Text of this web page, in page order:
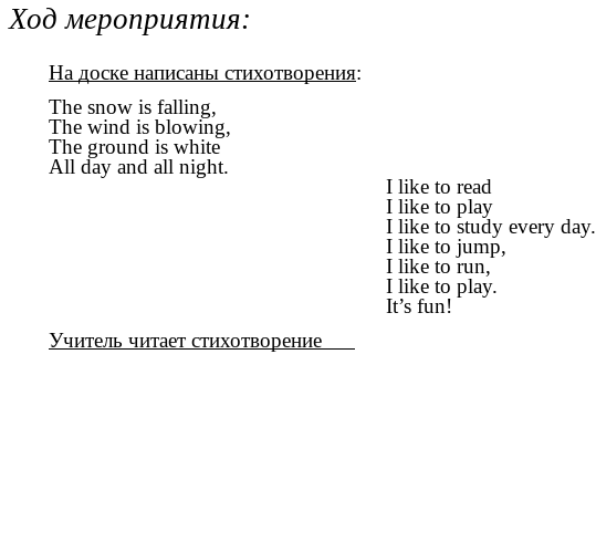
Ход мероприятия:
На доске написаны стихотворения:
The snow is falling,
The wind is blowing,
The ground is white
All day and all night.
I like to read
I like to play
I like to study every day.
I like to jump,
I like to run,
I like to play.
It’s fun!
Учитель читает стихотворение